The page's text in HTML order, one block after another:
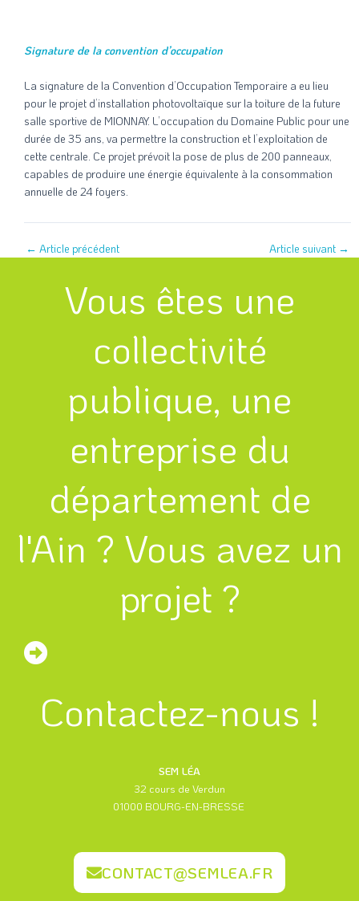
Signature de la convention d’occupation
La signature de la Convention d’Occupation Temporaire a eu lieu
pour le projet d’installation photovoltaïque sur la toiture de la future
salle sportive de MIONNAY. L’occupation du Domaine Public pour une
durée de 35 ans, va permettre la construction et l’exploitation de
cette centrale. Ce projet prévoit la pose de plus de 200 panneaux,
capables de produire une énergie équivalente à la consommation
annuelle de 24 foyers.
← Article précédent Article suivant →
Vous êtes une
collectivité
publique, une
entreprise du
département de
l'Ain ? Vous avez un
projet ?
Contactez-nous !
SEM LÉA
32 cours de Verdun
01000 BOURG-EN-BRESSE
CONTACT@SEMLEA.FR